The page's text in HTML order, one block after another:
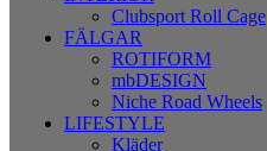
Clubsport Roll Cage
FÄLGAR
ROTIFORM
mbDESIGN
Niche Road Wheels
LIFESTYLE
Kläder